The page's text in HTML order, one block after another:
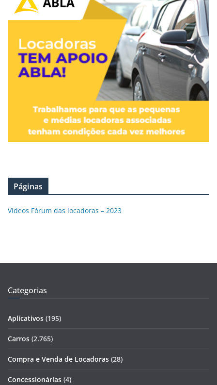
Páginas
Vídeos Fórum das locadoras – 2023
Categorias
Aplicativos (195)
Carros (2.765)
Compra e Venda de Locadoras (28)
Concessionárias (4)